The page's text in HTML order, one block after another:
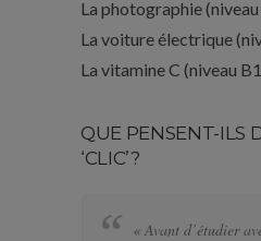
La photographie
La voiture électrique
La vitamine C (niveau
QUE PENSENT-ILS
‘CLIC’?
« Avant d’étudier